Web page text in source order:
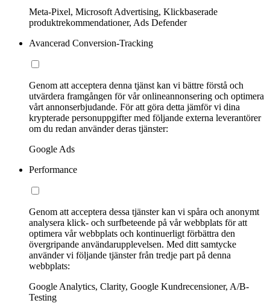
Meta-Pixel, Microsoft Advertising, Klickbaserade
produktrekommendationer, Ads Defender
Avancerad Conversion-Tracking
Genom att acceptera denna tjänst kan vi bättre förstå och
utvärdera framgången för vår onlineannonsering och optimera
vårt annonserbjudande. För att göra detta jämför vi dina
krypterade personuppgifter med följande externa leverantörer
om du redan använder deras tjänster:
Google Ads
Performance
Genom att acceptera dessa tjänster kan vi spåra och anonymt
analysera klick- och surfbeteende på vår webbplats för att
optimera vår webbplats och kontinuerligt förbättra den
övergripande användarupplevelsen. Med ditt samtycke
använder vi följande tjänster från tredje part på denna
webbplats:
Google Analytics, Clarity, Google Kundrecensioner, A/B-
Testing